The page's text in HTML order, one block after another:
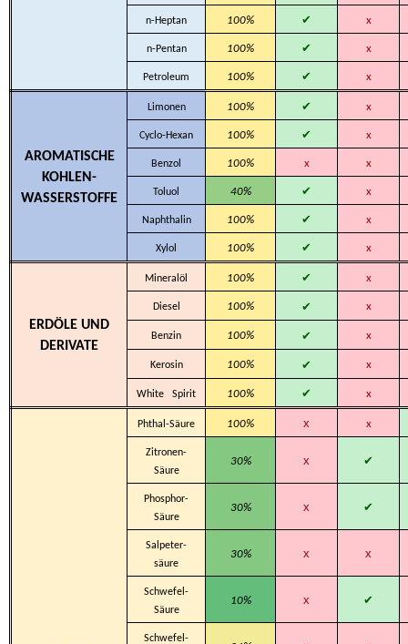
n-Heptan 100% ✔ x
n-Pentan 100% ✔ x
Petroleum 100% ✔ x
AROMATISCHE
KOHLEN-
WASSERSTOFFE
Limonen 100% ✔ x
Cyclo-Hexan 100% ✔ x
Benzol 100% x x
Toluol 40% ✔ x
Naphthalin 100% ✔ x
Xylol 100% ✔ x
ERDÖLE UND
DERIVATE
Mineralöl 100% ✔ x
Diesel 100% ✔ x
Benzin 100% ✔ x
Kerosin 100% ✔ x
White Spirit 100% ✔ x
Phthal-Säure 100% x x
Zitronen-
Säure
30% x ✔
Phosphor-
Säure
30% x ✔
Salpeter-
säure
30% x x
Schwefel-
Säure
10% x ✔
Schwefel-